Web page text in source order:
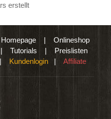
erstellt
Homepage| Onlineshop
Tutorials | Preislisten
Kundenlogin | Affiliate